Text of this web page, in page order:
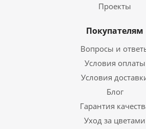
Проекты
Покупателям
Вопросы и
Условия оплаты
Условия
Блог
Гарантия
Уход за цветами